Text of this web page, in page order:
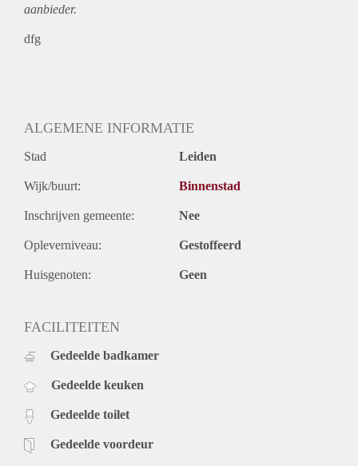
aanbieder.
dfg
ALGEMENE INFORMATIE
Stad Leiden
Wijk/buurt: Binnenstad
Inschrijven gemeente: Nee
Opleverniveau: Gestoffeerd
Huisgenoten: Geen
FACILITEITEN
Gedeelde badkamer
Gedeelde keuken
Gedeelde toilet
Gedeelde voordeur